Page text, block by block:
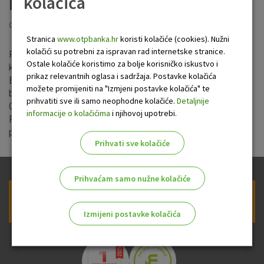
Objavljeno: 21.8.2024
Poslovnica Makarska nalazi se na privremenoj lokaciji Ulica
kralja Zvonimira 7A.
Bankomat i DNT su dostupni u sklopu 24-satne zone
buduće novouređene poslovnice OTP banke, na adresi
Obala kralja Tomislava 15.
Radno vrijeme poslovnice ostaje isto, odnosno radit će od
ponedjeljka do petka od 8 do 19 sati.
Prijava na newsletter OTP banke
Stranica www.otpbanka.hrkoristi kolačiće (cookies). Nužni
kolačići su potrebni za ispravan rad internetske stranice.
Ostale kolačiće koristimo za bolje korisničko iskustvo i
prikaz relevantnih oglasa i sadržaja. Postavke kolačića
možete promijeniti na "Izmjeni postavke kolačića" te
prihvatiti sve ili samo neophodne kolačiće. Detaljnije
informacije o kolačićima i njihovoj upotrebi.
Prihvati sve kolačiće
Prihvaćam samo nužne kolačiće
Izmijeni postavke kolačića